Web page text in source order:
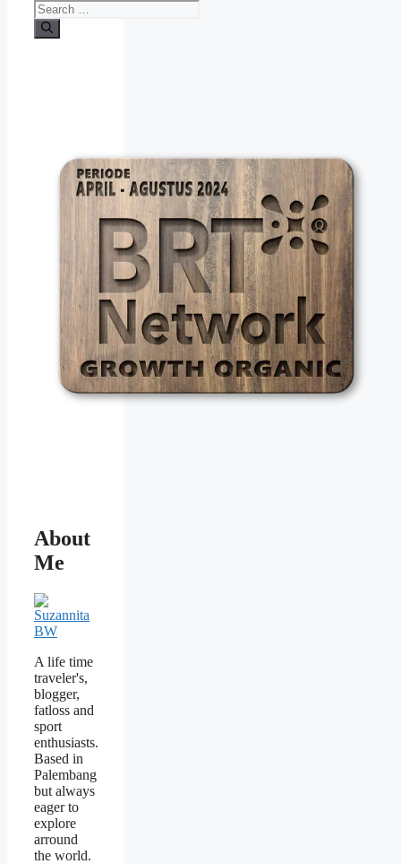
About
Me
A life time
traveler's,
blogger,
fatloss and
sport
enthusiasts.
Based in
Palembang
but always
eager to
explore
arround
the world.